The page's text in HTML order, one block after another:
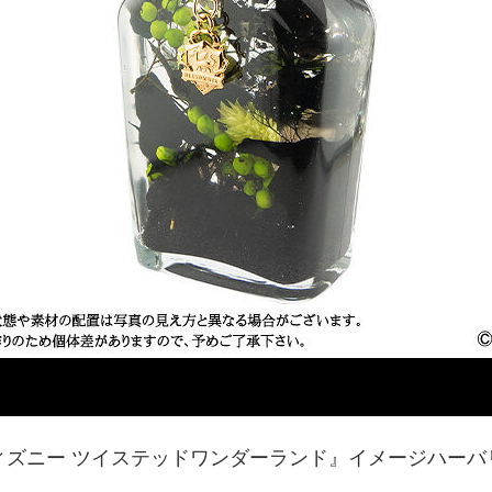
ズニー ツイステッドワンダーランド』イメージハーバ